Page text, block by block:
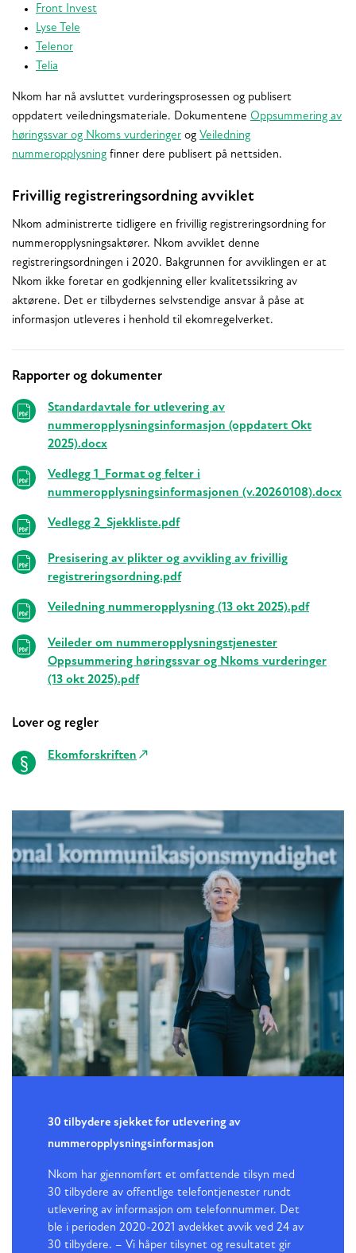
Front Invest
Lyse Tele
Telenor
Telia
Nkom har nå avsluttet vurderingsprosessen og publisert
oppdatert veiledningsmateriale. Dokumentene Oppsummering av
høringssvar og Nkoms vurderinger og Veiledning
nummeropplysning finner dere publisert på nettsiden.
Frivillig registreringsordning avviklet
Nkom administrerte tidligere en frivillig registreringsordning for
nummeropplysningsaktører. Nkom avviklet denne
registreringsordningen i 2020. Bakgrunnen for avviklingen er at
Nkom ikke foretar en godkjenning eller kvalitetssikring av
aktørene. Det er tilbydernes selvstendige ansvar å påse at
informasjon utleveres i henhold til ekomregelverket.
Relaterte
Rapporter og dokumenter
Standardavtale for utlevering av
nummeropplysningsinformasjon (oppdatert Okt
2025).docx
Vedlegg 1_Format og felter i
nummeropplysningsinformasjonen (v.20260108).docx
Vedlegg 2_Sjekkliste.pdf
Presisering av plikter og avvikling av frivillig
registreringsordning.pdf
Veiledning nummeropplysning (13 okt 2025).pdf
Veileder om nummeropplysningstjenester
Oppsummering høringssvar og Nkoms vurderinger
(13 okt 2025).pdf
Lover og regler
Ekomforskriften
30 tilbydere sjekket for utlevering av
nummeropplysningsinformasjon
Nkom har gjennomført et omfattende tilsyn med
30 tilbydere av offentlige telefontjenester rundt
utlevering av informasjon om telefonnummer. Det
ble i perioden 2020-2021 avdekket avvik ved 24 av
30 tilbydere. – Vi håper tilsynet og resultatet gir